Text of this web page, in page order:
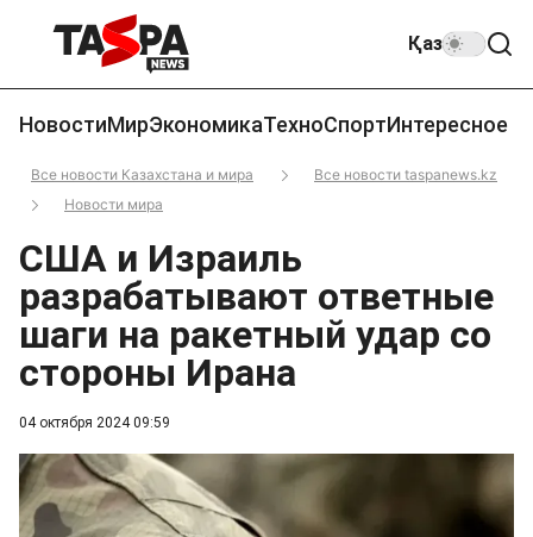
Қаз
НовостиМирЭкономикаТехноСпортИнтересное
Все новости Казахстана и мира
Все новости taspanews.kz
Новости мира
04 октября 2024 09:59
США и Израиль
разрабатывают ответные
шаги на ракетный удар со
стороны Ирана